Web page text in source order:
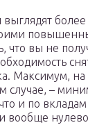
что вы не
Максимум,
случае, –
и по вкладам
вообще